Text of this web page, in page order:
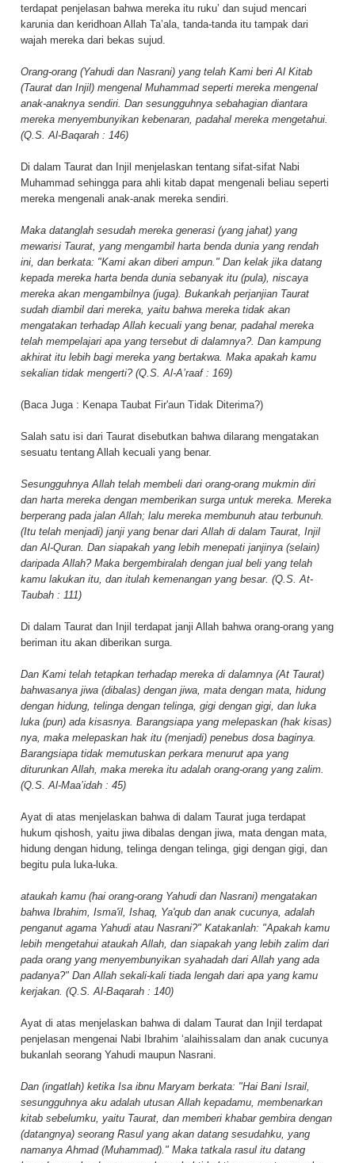
terdapat penjelasan bahwa mereka itu ruku’ dan sujud mencari
karunia dan keridhoan Allah Ta’ala, tanda-tanda itu tampak dari
wajah mereka dari bekas sujud.
Orang-orang (Yahudi dan Nasrani) yang telah Kami beri Al Kitab
(Taurat dan Injil) mengenal Muhammad seperti mereka mengenal
anak-anaknya sendiri. Dan sesungguhnya sebahagian diantara
mereka menyembunyikan kebenaran, padahal mereka mengetahui.
(Q.S. Al-Baqarah : 146)
Di dalam Taurat dan Injil menjelaskan tentang sifat-sifat Nabi
Muhammad sehingga para ahli kitab dapat mengenali beliau seperti
mereka mengenali anak-anak mereka sendiri.
Maka datanglah sesudah mereka generasi (yang jahat) yang
mewarisi Taurat, yang mengambil harta benda dunia yang rendah
ini, dan berkata: "Kami akan diberi ampun." Dan kelak jika datang
kepada mereka harta benda dunia sebanyak itu (pula), niscaya
mereka akan mengambilnya (juga). Bukankah perjanjian Taurat
sudah diambil dari mereka, yaitu bahwa mereka tidak akan
mengatakan terhadap Allah kecuali yang benar, padahal mereka
telah mempelajari apa yang tersebut di dalamnya?. Dan kampung
akhirat itu lebih bagi mereka yang bertakwa. Maka apakah kamu
sekalian tidak mengerti? (Q.S. Al-A’raaf : 169)
(Baca Juga : Kenapa Taubat Fir'aun Tidak Diterima?)
Salah satu isi dari Taurat disebutkan bahwa dilarang mengatakan
sesuatu tentang Allah kecuali yang benar.
Sesungguhnya Allah telah membeli dari orang-orang mukmin diri
dan harta mereka dengan memberikan surga untuk mereka. Mereka
berperang pada jalan Allah; lalu mereka membunuh atau terbunuh.
(Itu telah menjadi) janji yang benar dari Allah di dalam Taurat, Injil
dan Al-Quran. Dan siapakah yang lebih menepati janjinya (selain)
daripada Allah? Maka bergembiralah dengan jual beli yang telah
kamu lakukan itu, dan itulah kemenangan yang besar. (Q.S. At-
Taubah : 111)
Di dalam Taurat dan Injil terdapat janji Allah bahwa orang-orang yang
beriman itu akan diberikan surga.
Dan Kami telah tetapkan terhadap mereka di dalamnya (At Taurat)
bahwasanya jiwa (dibalas) dengan jiwa, mata dengan mata, hidung
dengan hidung, telinga dengan telinga, gigi dengan gigi, dan luka
luka (pun) ada kisasnya. Barangsiapa yang melepaskan (hak kisas)
nya, maka melepaskan hak itu (menjadi) penebus dosa baginya.
Barangsiapa tidak memutuskan perkara menurut apa yang
diturunkan Allah, maka mereka itu adalah orang-orang yang zalim.
(Q.S. Al-Maa’idah : 45)
Ayat di atas menjelaskan bahwa di dalam Taurat juga terdapat
hukum qishosh, yaitu jiwa dibalas dengan jiwa, mata dengan mata,
hidung dengan hidung, telinga dengan telinga, gigi dengan gigi, dan
begitu pula luka-luka.
ataukah kamu (hai orang-orang Yahudi dan Nasrani) mengatakan
bahwa Ibrahim, Isma'il, Ishaq, Ya'qub dan anak cucunya, adalah
penganut agama Yahudi atau Nasrani?" Katakanlah: "Apakah kamu
lebih mengetahui ataukah Allah, dan siapakah yang lebih zalim dari
pada orang yang menyembunyikan syahadah dari Allah yang ada
padanya?" Dan Allah sekali-kali tiada lengah dari apa yang kamu
kerjakan. (Q.S. Al-Baqarah : 140)
Ayat di atas menjelaskan bahwa di dalam Taurat dan Injil terdapat
penjelasan mengenai Nabi Ibrahim ‘alaihissalam dan anak cucunya
bukanlah seorang Yahudi maupun Nasrani.
Dan (ingatlah) ketika Isa ibnu Maryam berkata: "Hai Bani Israil,
sesungguhnya aku adalah utusan Allah kepadamu, membenarkan
kitab sebelumku, yaitu Taurat, dan memberi khabar gembira dengan
(datangnya) seorang Rasul yang akan datang sesudahku, yang
namanya Ahmad (Muhammad)." Maka tatkala rasul itu datang